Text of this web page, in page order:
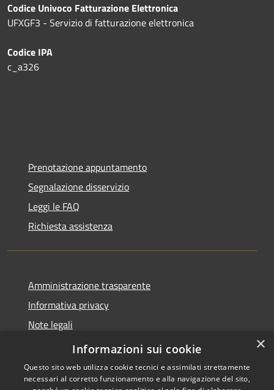
Codice Univoco Fatturazione Elettronica
UFXGF3 - Servizio di fatturazione elettronica
Codice IPA
c_a326
Prenotazione appuntamento
Segnalazione disservizio
Leggi le FAQ
Richiesta assistenza
Amministrazione trasparente
Informativa privacy
Note legali
Dichiarazione di accessibilità
×
Informazioni sui cookie
Questo sito web utilizza cookie tecnici e assimilati strettamente
necessari al corretto funzionamento e alla navigazione del sito,